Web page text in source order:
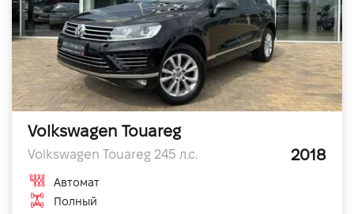
Volkswagen Touareg
Volkswagen Touareg 245 л.с. 2018
Автомат
Полный